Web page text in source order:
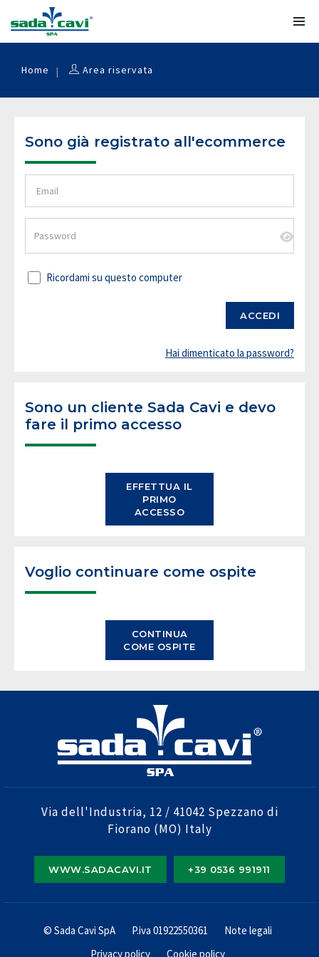
Home Area riservata
Sono già registrato all'ecommerce
Ricordami su questo computer
ACCEDI
Hai dimenticato la password?
Sono un cliente Sada Cavi e devo
fare il primo accesso
EFFETTUA IL
PRIMO
ACCESSO
Voglio continuare come ospite
CONTINUA
COME OSPITE
Via dell'Industria, 12 / 41042 Spezzano di
Fiorano (MO) Italy
WWW.SADACAVI.IT +39 0536 991911
© Sada Cavi SpA P.iva 01922550361
Note legali
Privacy policy
Cookie policy